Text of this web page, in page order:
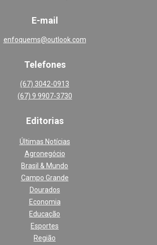
E-mail
enfoquems@outlook.com
Telefones
(67) 3042-0913
(67) 9 9907-3730
Editorias
Últimas Notícias
Agronegócio
Brasil & Mundo
Campo Grande
Dourados
Economia
Educação
Esportes
Região